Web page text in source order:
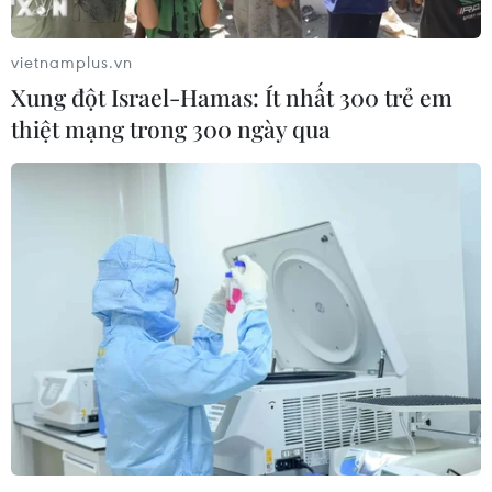
06/08/2026 02:12
Giá vàng trong nước tiếp tục tăng,
SJC lên ngưỡng 143,3 triệu đồng mỗi
lượng
06/08/2026 02:12
Triều Tiên mở đường bay Bình
Nhưỡng-Wonsan Kalma thúc đẩy du
06/08/2026 02:05
Giá vàng ngày 6/8: Bảng giá tại các
công ty vàng bạc đá quý
vietnamplus.vn
Xung đột Israel-Hamas: Ít nhất 300 trẻ em
thiệt mạng trong 300 ngày qua